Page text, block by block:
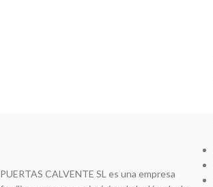
PUERTAS CALVENTE SL es una empresa